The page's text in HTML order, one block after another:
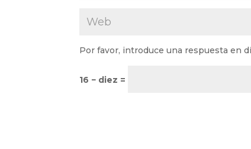
Por favor, introduce una respuesta en
16 − diez =